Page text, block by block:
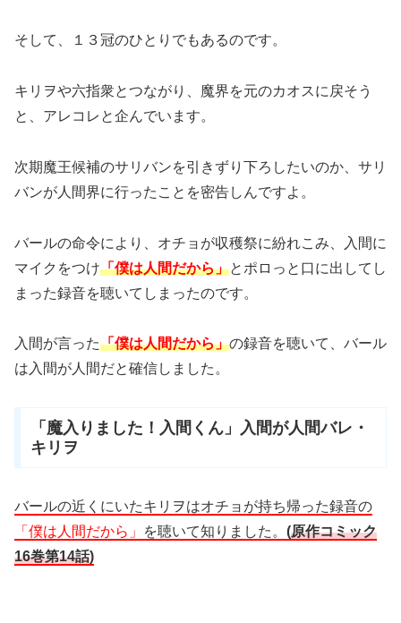
そして、１３冠のひとりでもあるのです。
キリヲや六指衆とつながり、魔界を元のカオスに戻そう
と、アレコレと企んでいます。
次期魔王候補のサリバンを引きずり下ろしたいのか、サリ
バンが人間界に行ったことを密告しんですよ。
バールの命令により、 オチョが収穫祭に紛れこみ、入間に
マイクをつけ「僕は人間だから」とポロっと口に出してし
まった録音を聴いてしまったのです。
入間が言った「僕は人間だから」の録音を聴いて、バール
は入間が人間だと確信しました。
「魔入りました！入間くん」入間が人間バレ・
キリヲ
バールの近くにいたキリヲはオチョが持ち帰った録音の
「僕は人間だから」
を聴いて知りました。 (原作コミック
16巻第14話)